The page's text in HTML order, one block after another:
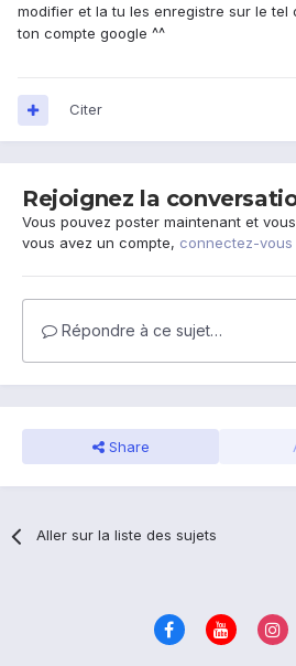
modifier et la tu les enregistre sur le tel
ton compte google ^^
Citer
Rejoignez la
Vous pouvez poster maintenant et
vous avez un compte, connectez-vous
Répondre à ce sujet…
Share
Aller sur la liste des sujets